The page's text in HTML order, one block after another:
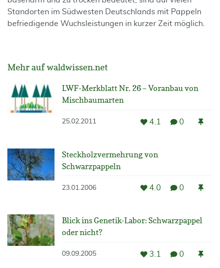
Standorten im Südwesten Deutschlands mit Pappeln
befriedigende Wuchsleistungen in kurzer Zeit möglich.
Mehr auf waldwissen.net
LWF-Merkblatt Nr. 26 – Voranbau von
Mischbaumarten
25.02.2011 4.1 0
Steckholzvermehrung von
Schwarzpappeln
23.01.2006 4.0 0
Blick ins Genetik-Labor: Schwarzpappel
oder nicht?
09.09.2005 3.1 0